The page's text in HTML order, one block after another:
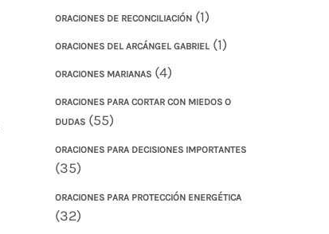
ORACIONES DE RECONCILIACIÓN(1)
ORACIONES DEL ARCÁNGEL GABRIEL(1)
ORACIONES MARIANAS(4)
ORACIONES PARA CORTAR CON MIEDOS O
DUDAS(55)
ORACIONES PARA DECISIONES IMPORTANTES
(35)
ORACIONES PARA PROTECCIÓN ENERGÉTICA
(32)